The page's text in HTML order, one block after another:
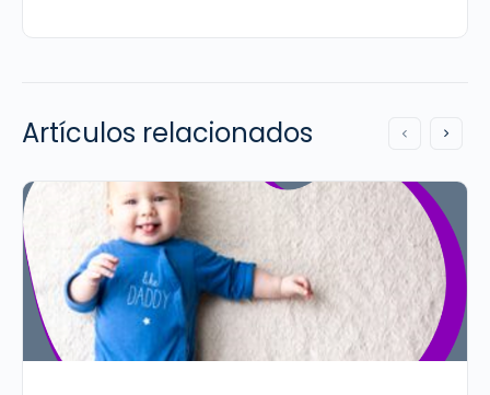
Artículos relacionados